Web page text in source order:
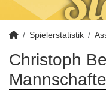
Spielerstatistik
Christoph